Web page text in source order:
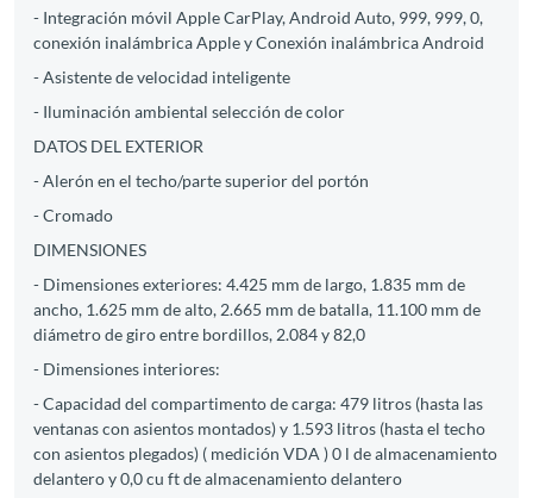
- Integración móvil Apple CarPlay, Android Auto, 999, 999, 0,
conexión inalámbrica Apple y Conexión inalámbrica Android
- Asistente de velocidad inteligente
- Iluminación ambiental selección de color
DATOS DEL EXTERIOR
- Alerón en el techo/parte superior del portón
- Cromado
DIMENSIONES
- Dimensiones exteriores: 4.425 mm de largo, 1.835 mm de
ancho, 1.625 mm de alto, 2.665 mm de batalla, 11.100 mm de
diámetro de giro entre bordillos, 2.084 y 82,0
- Dimensiones interiores:
- Capacidad del compartimento de carga: 479 litros (hasta las
ventanas con asientos montados) y 1.593 litros (hasta el techo
con asientos plegados) ( medición VDA ) 0 l de almacenamiento
delantero y 0,0 cu ft de almacenamiento delantero